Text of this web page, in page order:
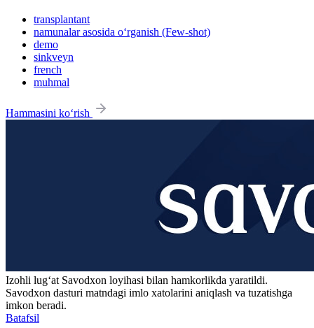
transplantant
namunalar asosida o‘rganish (Few-shot)
demo
sinkveyn
french
muhmal
Hammasini ko‘rish
Izohli lugʻat Savodxon loyihasi bilan hamkorlikda yaratildi.
Savodxon dasturi matndagi imlo xatolarini aniqlash va tuzatishga
imkon beradi.
Batafsil